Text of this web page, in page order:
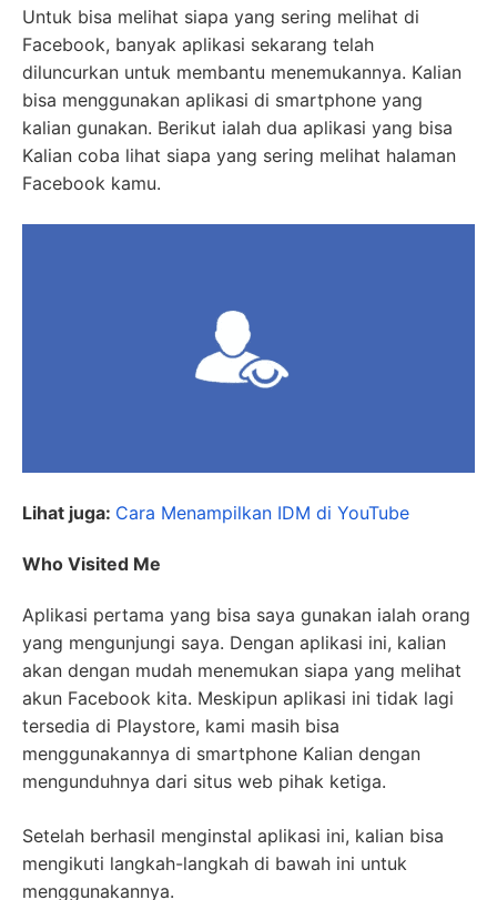
Untuk bisa melihat siapa yang sering melihat di
Facebook, banyak aplikasi sekarang telah
diluncurkan untuk membantu menemukannya. Kalian
bisa menggunakan aplikasi di smartphone yang
kalian gunakan. Berikut ialah dua aplikasi yang bisa
Kalian coba lihat siapa yang sering melihat halaman
Facebook kamu.
Lihat juga: Cara Menampilkan IDM di YouTube
Who Visited Me
Aplikasi pertama yang bisa saya gunakan ialah orang
yang mengunjungi saya. Dengan aplikasi ini, kalian
akan dengan mudah menemukan siapa yang melihat
akun Facebook kita. Meskipun aplikasi ini tidak lagi
tersedia di Playstore, kami masih bisa
menggunakannya di smartphone Kalian dengan
mengunduhnya dari situs web pihak ketiga.
Setelah berhasil menginstal aplikasi ini, kalian bisa
mengikuti langkah-langkah di bawah ini untuk
menggunakannya.